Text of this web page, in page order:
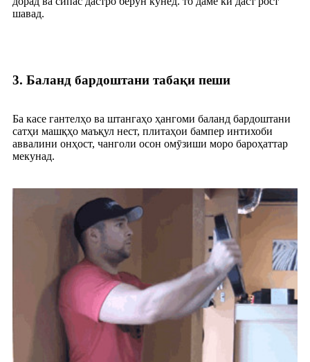
шавад.
3. Баланд бардоштани табақи пеши
Ба касе гантелҳо ва штангаҳо ҳангоми баланд бардоштани
сатҳи машқҳо маъқул нест, плитаҳои бампер интихоби
аввалини онҳост, чанголи осон омӯзиши моро бароҳаттар
мекунад.